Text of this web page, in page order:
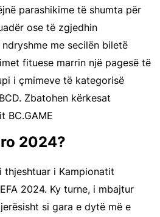
parashikime të shumta për
ose të zgjedhin
me secilën biletë
fituese marrin një pagesë të
i çmimeve të kategorisë
Zbatohen kërkesat
BC.GAME
2024?
thjeshtuar i Kampionatit
2024. Ky turne, i mbajtur
si gara e dytë më e